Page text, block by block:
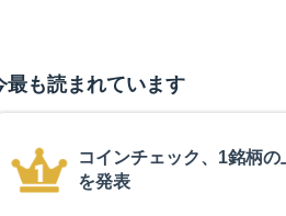
最も読まれています
暗号資産交換業者に出庫
要請、詐欺被害防止へ 金